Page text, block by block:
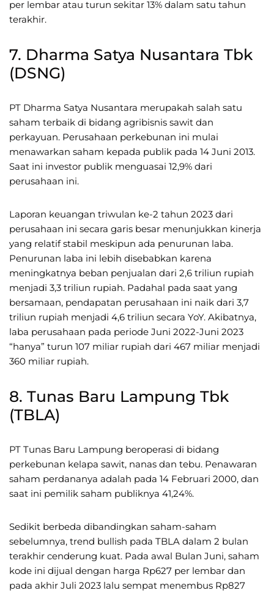
per lembar atau turun sekitar 13% dalam satu tahun
terakhir.
7. Dharma Satya Nusantara Tbk
(DSNG)
PT Dharma Satya Nusantara merupakah salah satu
saham terbaik di bidang agribisnis sawit dan
perkayuan. Perusahaan perkebunan ini mulai
menawarkan saham kepada publik pada 14 Juni 2013.
Saat ini investor publik menguasai 12,9% dari
perusahaan ini.
Laporan keuangan triwulan ke-2 tahun 2023 dari
perusahaan ini secara garis besar menunjukkan kinerja
yang relatif stabil meskipun ada penurunan laba.
Penurunan laba ini lebih disebabkan karena
meningkatnya beban penjualan dari 2,6 triliun rupiah
menjadi 3,3 triliun rupiah. Padahal pada saat yang
bersamaan, pendapatan perusahaan ini naik dari 3,7
triliun rupiah menjadi 4,6 triliun secara YoY. Akibatnya,
laba perusahaan pada periode Juni 2022-Juni 2023
“hanya” turun 107 miliar rupiah dari 467 miliar menjadi
360 miliar rupiah.
8. Tunas Baru Lampung Tbk
(TBLA)
PT Tunas Baru Lampung beroperasi di bidang
perkebunan kelapa sawit, nanas dan tebu. Penawaran
saham perdananya adalah pada 14 Februari 2000, dan
saat ini pemilik saham publiknya 41,24%.
Sedikit berbeda dibandingkan saham-saham
sebelumnya, trend bullish pada TBLA dalam 2 bulan
terakhir cenderung kuat. Pada awal Bulan Juni, saham
kode ini dijual dengan harga Rp627 per lembar dan
pada akhir Juli 2023 lalu sempat menembus Rp827